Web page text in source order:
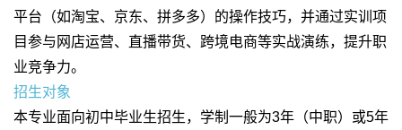
平台（如淘宝、京东、拼多多）的操作技巧，并通过实训项
目参与网店运营、直播带货、跨境电商等实战演练，提升职
业竞争力。
招生对象
本专业面向初中毕业生招生，学制一般为3年（中职）或5年